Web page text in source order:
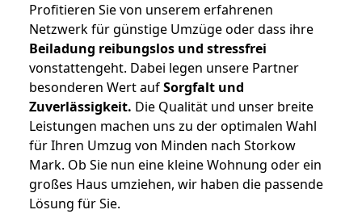
Profitieren Sie von unserem erfahrenen
Netzwerk für günstige Umzüge oder dass ihre
Beiladung reibungslos und stressfrei
vonstattengeht. Dabei legen unsere Partner
besonderen Wert aufSorgfalt und
Zuverlässigkeit. Die Qualität und unser breite
Leistungen machen uns zu der optimalen Wahl
für Ihren Umzug von Minden nach Storkow
Mark. Ob Sie nun eine kleine Wohnung oder ein
großes Haus umziehen, wir haben die passende
Lösung für Sie.